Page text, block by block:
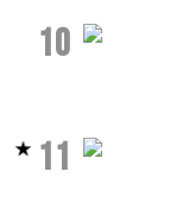
10
11